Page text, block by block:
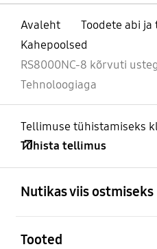
Avaleht Toodete abi ja
Kahepoolsed
RS8000NC-8 kõrvuti
Tehnoloogiaga
Tellimuse tühistamiseks
Tühista tellimus
Nutikas viis ostmiseks
Tooted